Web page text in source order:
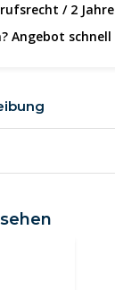
/ 2
Angebot